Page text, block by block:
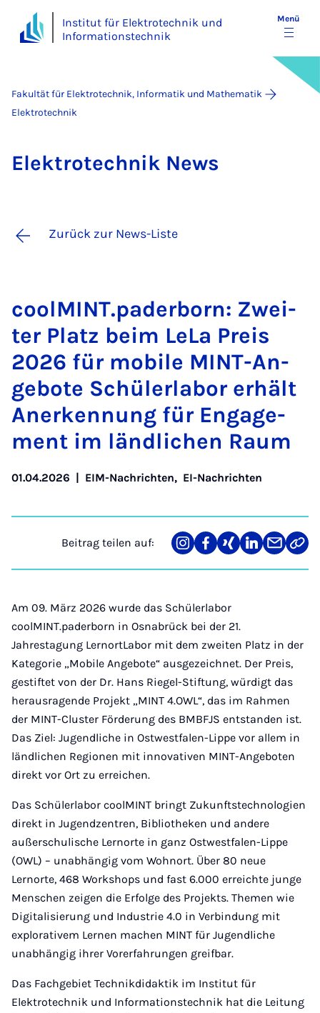
Institut für Elektrotechnik und
Informationstechnik
Menü
Fakultät für Elektrotechnik, Informatik und Mathematik
Elektrotechnik
Elek­tro­tech­nik News
Zurück zur News-Liste
cool­MINT.pa­der­born: Zwei­
ter Platz beim Le­La Preis
2026 für mo­bi­le MINT-An­
ge­bo­te Schü­ler­la­bor er­hält
An­er­ken­nung für En­ga­ge­
ment im länd­li­chen Raum
01.04.2026 | EIM-Nachrichten, EI-Nachrichten
Beitrag teilen auf:
Teilen
auf
Teilen
auf
Teilen
auf
Teilen
auf
Teilen
über
Link
Am 09. März 2026 wurde das Schülerlabor
coolMINT.paderborn in Osnabrück bei der 21.
Jahrestagung LernortLabor mit dem zweiten Platz in der
Kategorie „Mobile Angebote“ ausgezeichnet. Der Preis,
gestiftet von der Dr. Hans Riegel-Stiftung, würdigt das
herausragende Projekt „MINT 4.OWL“, das im Rahmen
der MINT-Cluster Förderung des BMBFJS entstanden ist.
Das Ziel: Jugendliche in Ostwestfalen-Lippe vor allem in
ländlichen Regionen mit innovativen MINT-Angeboten
direkt vor Ort zu erreichen.
Das Schülerlabor coolMINT bringt Zukunftstechnologien
direkt in Jugendzentren, Bibliotheken und andere
außerschulische Lernorte in ganz Ostwestfalen-Lippe
(OWL) – unabhängig vom Wohnort. Über 80 neue
Lernorte, 468 Workshops und fast 6.000 erreichte junge
Menschen zeigen die Erfolge des Projekts. Themen wie
Digitalisierung und Industrie 4.0 in Verbindung mit
explorativem Lernen machen MINT für Jugendliche
unabhängig ihrer Vorerfahrungen greifbar.
Das Fachgebiet Technikdidaktik im Institut für
Elektrotechnik und Informationstechnik hat die Leitung